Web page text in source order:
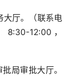
大厅。（联系电
12:00，
局审批大厅。